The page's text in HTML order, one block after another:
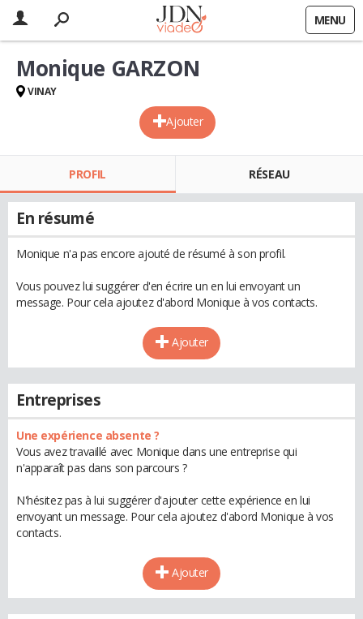
MENU
Ajouter
Monique GARZON
VINAY
PROFIL RÉSEAU
En résumé
Monique n'a pas encore ajouté de résumé à son profil.
Vous pouvez lui suggérer d'en écrire un en lui envoyant un
message. Pour cela ajoutez d'abord Monique à vos contacts.
Ajouter
Entreprises
Une expérience absente ?
Vous avez travaillé avec Monique dans une entreprise qui
n'apparaît pas dans son parcours ?
N'hésitez pas à lui suggérer d'ajouter cette expérience en lui
envoyant un message. Pour cela ajoutez d'abord Monique à vos
contacts.
Ajouter